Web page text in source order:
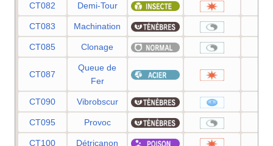
CT082 Demi-Tour
CT083 Machination
CT085 Clonage
CT087
Queue de
Fer
CT090 Vibrobscur
CT095 Provoc
CT100 Détricanon